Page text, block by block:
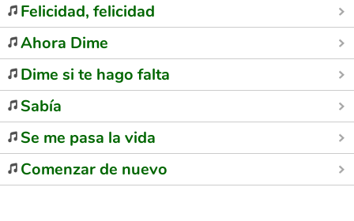
Felicidad, felicidad
Ahora Dime
Dime si te hago falta
Sabía
Se me pasa la vida
Comenzar de nuevo